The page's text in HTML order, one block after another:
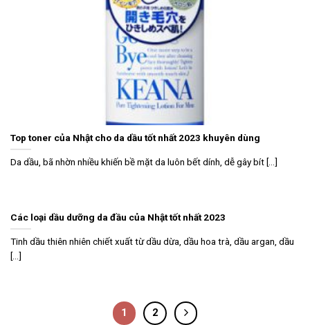
Top toner của Nhật cho da dầu tốt nhất 2023 khuyên dùng
Da dầu, bã nhờn nhiều khiến bề mặt da luôn bết dính, dễ gây bít [...]
Các loại dầu dưỡng da đầu của Nhật tốt nhất 2023
Tinh dầu thiên nhiên chiết xuất từ dầu dừa, dầu hoa trà, dầu argan, dầu
[...]
1 2